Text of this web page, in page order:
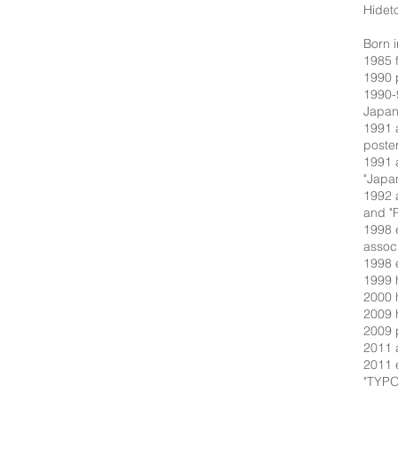
Born
1985
1990
1991
1991
1992
and
1998
1998
1999
2000
2009
2009
2011
2011